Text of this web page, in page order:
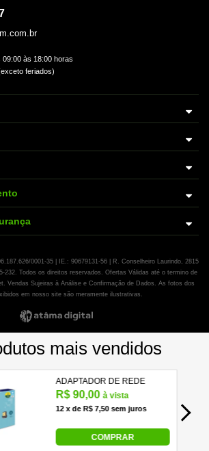
às 18:00 horas
feriados)
0001-35 | IE.: 90679131-56 | R. Conselheiro Laurindo, 2815
232. Todos os direitos reservados. Ofertas Válidas até o termino de
Vendas Sujeiras à Análise e Confirmação de Dados. As fotos dos
em nosso site são meramente ilustrativas.